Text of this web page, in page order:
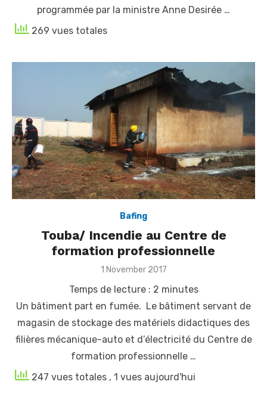
programmée par la ministre Anne Desirée …
269 vues totales
Bafing
Touba/ Incendie au Centre de
formation professionnelle
Posted
1 November 2017
Temps de lecture : 2 minutes
Un bâtiment part en fumée. Le bâtiment servant de
magasin de stockage des matériels didactiques des
filières mécanique-auto et d’électricité du Centre de
formation professionnelle …
247 vues totales , 1 vues aujourd'hui